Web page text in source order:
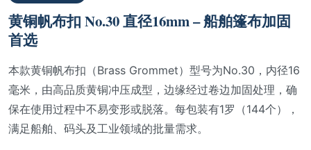
黄铜帆布扣 No.30 直径16mm – 船舶篷布加固
首选
本款黄铜帆布扣（Brass Grommet）型号为No.30，内径16
毫米，由高品质黄铜冲压成型，边缘经过卷边加固处理，确
保在使用过程中不易变形或脱落。每包装有1罗（144个），
满足船舶、码头及工业领域的批量需求。